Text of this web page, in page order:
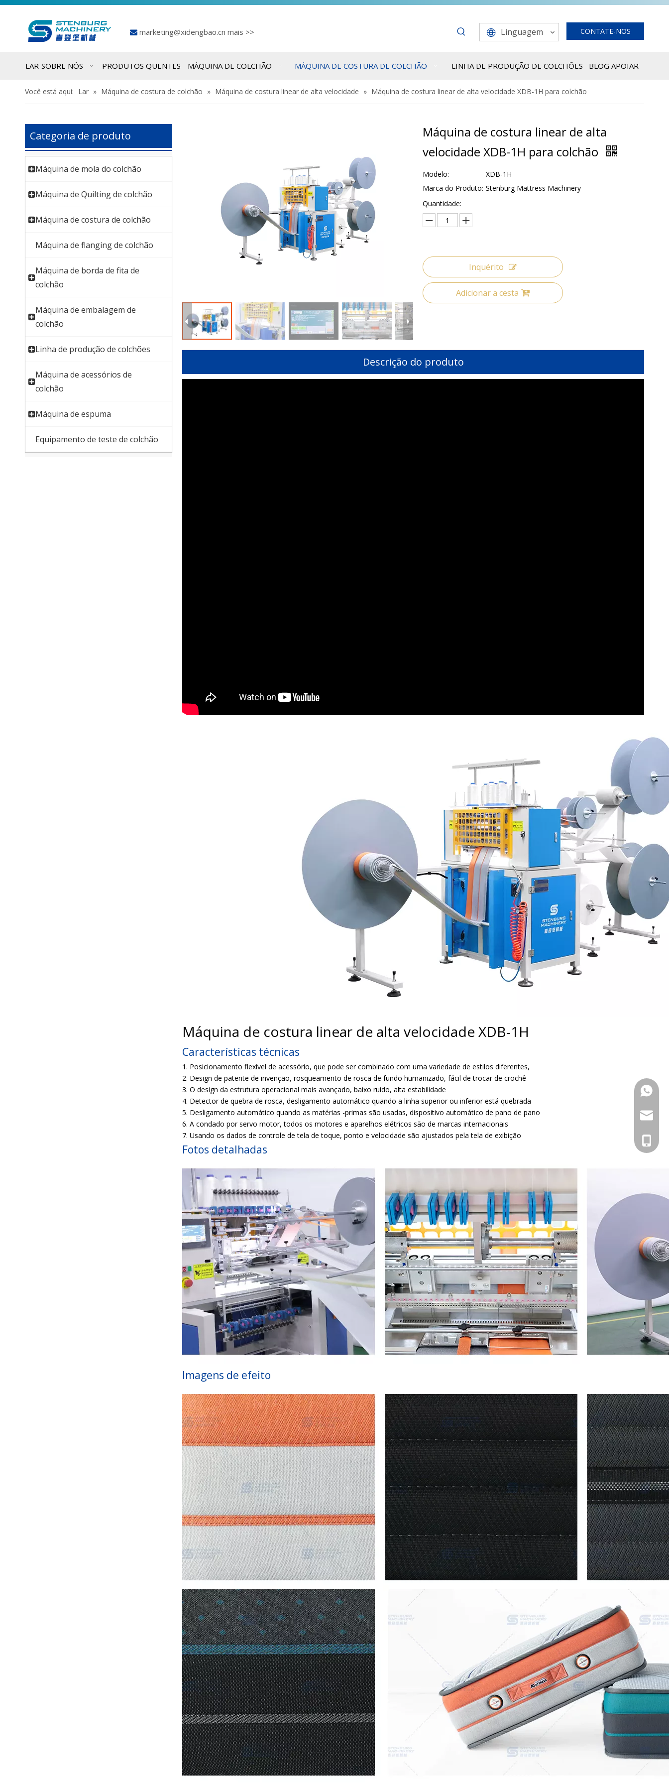
 marketing@xidengbao.cn mais >> Linguagem CONTATE-NOS
LAR SOBRE NÓS PRODUTOS QUENTES MÁQUINA DE COLCHÃO MÁQUINA DE COSTURA DE COLCHÃO LINHA DE PRODUÇÃO DE COLCHÕES BLOG APOIAR
Você está aqui: Lar » Máquina de costura de colchão » Máquina de costura linear de alta velocidade » Máquina de costura linear de alta velocidade XDB-1H para colchão
Categoria de produto
Máquina de mola do colchão
Máquina de Quilting de colchão
Máquina de costura de colchão
Máquina de flanging de colchão
Máquina de borda de fita de
colchão
Máquina de embalagem de
colchão
Linha de produção de colchões
Máquina de acessórios de
colchão
Máquina de espuma
Equipamento de teste de colchão
Máquina de costura linear de alta
velocidade XDB-1H para colchão
Modelo:
XDB-1H
Marca do Produto: Stenburg Mattress Machinery
Quantidade:
Inquérito
Adicionar a cesta
Descrição do produto
Máquina de costura linear de alta velocidade XDB-1H
Características técnicas
1. Posicionamento flexível de acessório, que pode ser combinado com uma variedade de estilos diferentes,
2. Design de patente de invenção, rosqueamento de rosca de fundo humanizado, fácil de trocar de crochê
3. O design da estrutura operacional mais avançado, baixo ruído, alta estabilidade
4. Detector de quebra de rosca, desligamento automático quando a linha superior ou inferior está quebrada
5. Desligamento automático quando as matérias -primas são usadas, dispositivo automático de pano de pano
6. A condado por servo motor, todos os motores e aparelhos elétricos são de marcas internacionais
7. Usando os dados de controle de tela de toque, ponto e velocidade são ajustados pela tela de exibição
Fotos detalhadas
Imagens de efeito
+86
+86